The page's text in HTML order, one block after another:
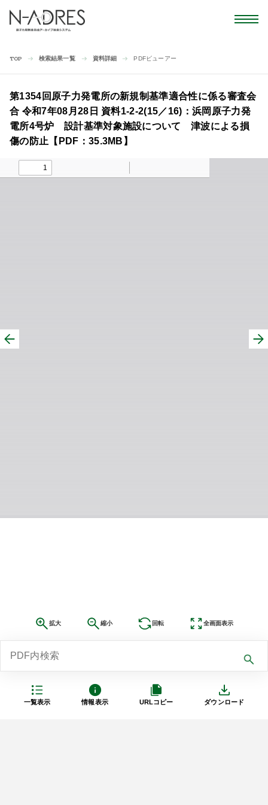
TOP 検索結果一覧 資料詳細 PDFビューアー
一覧表示 情報表示 URLコピー ダウンロード
第1354回原子力発電所の新規制基準適合性に係る審査会
合 令和7年08月28日 資料1-2-2(15／16)：浜岡原子力発
電所4号炉 設計基準対象施設について 津波による損
傷の防止【PDF：35.3MB】
拡大 縮小 回転 全画面表示